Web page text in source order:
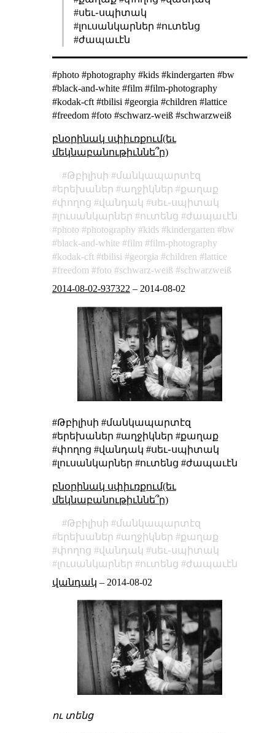
#սեւ֊սպիտակ
#լուսանկարներ #ուտենց
#ժապաւէն
#photo #photography #kids #kindergarten #bw
#black-and-white #film #film-photography
#kodak-cft #tbilisi #georgia #children #lattice
#freedom #foto #schwarz-weiß #schwarzweiß
բնօրինակ սփիւռքում(եւ
մեկնաբանութիւննե՞ր)
Թբիլիսի
մանկապարտէզ
երեխաներ
աղջիկներ
քաղաք
փողոց
վանդակ
սեւ֊սպիտակ
լուսանկարներ
ուտենց
ժապաւէն
photo
photography kids kindergarten
bw
black-and-white
film
film-photography
kodak-cft
tbilisi georgia children
lattice
freedom
foto schwarz-weiß
schwarzweiß
2014-08-02-937322 – 2014-08-02
#Թբիլիսի #մանկապարտէզ
#երեխաներ #աղջիկներ #քաղաք
#փողոց #վանդակ #սեւ֊սպիտակ
#լուսանկարներ #ուտենց #ժապաւէն
բնօրինակ սփիւռքում(եւ
մեկնաբանութիւննե՞ր)
Թբիլիսի
մանկապարտէզ
երեխաներ
աղջիկներ
քաղաք
փողոց
վանդակ
սեւ֊սպիտակ
լուսանկարներ
ուտենց
ժապաւէն
վանդակ – 2014-08-02
ու տենց